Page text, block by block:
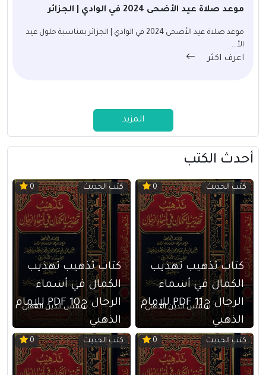
موعد صلاة عيد الأضحى 2024 في الوادي | الجزائر
موعد صلاة عيد الأضحى 2024 في الوادي | الجزائر بمناسبة حلول عيد
الأ...
اعرف اكثر
المزيد
أحدث الكتب
كتب الحديث 0
كتاب تذهيب تهذيب
الكمال في أسماء
الرجال ج11 PDF للإمام
الذهبي
شمس الدين الذهبي
كتب الحديث 0
كتاب تذهيب تهذيب
الكمال في أسماء
الرجال ج10 PDF للإمام
الذهبي
شمس الدين الذهبي
كتب الحديث 0 كتب الحديث 0